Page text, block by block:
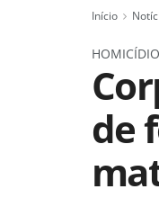
Início
HOMICÍDIO
de